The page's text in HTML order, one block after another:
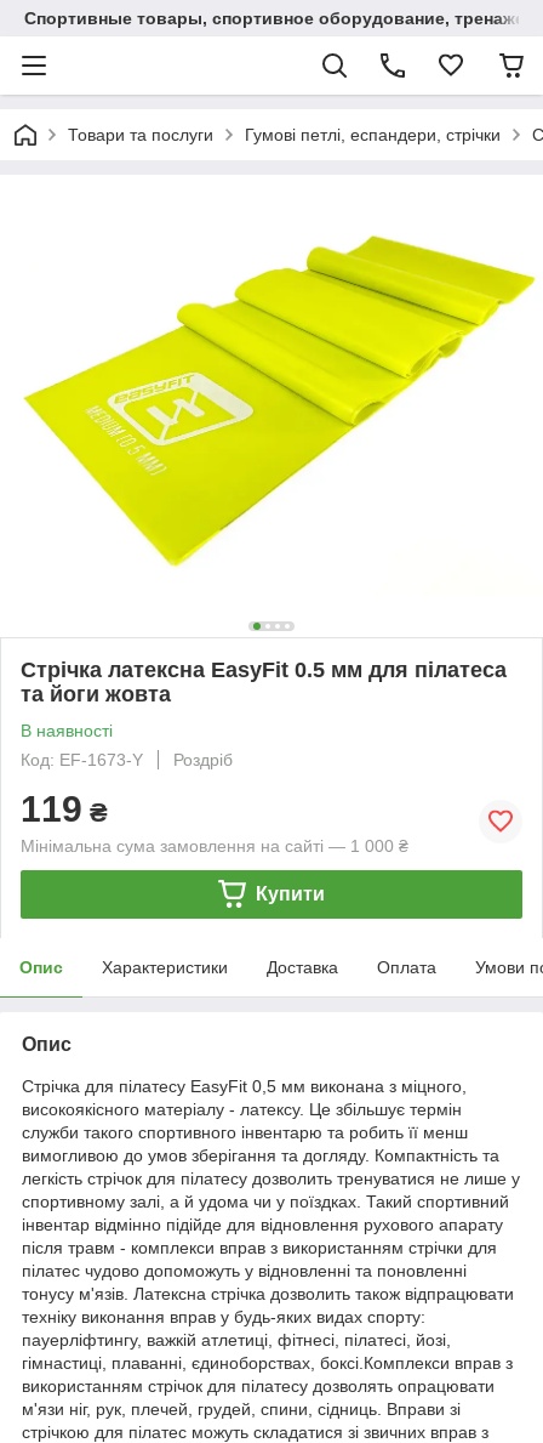
Спортивные товары, спортивное оборудование,
Товари та послуги Гумові петлі, еспандери, стрічки
Стрічка латексна EasyFit 0.5 мм для пілатеса
та йоги жовта
В наявності
Код: EF-1673-Y
Роздріб
119 ₴
Мінімальна сума замовлення на сайті — 1 000 ₴
Купити
Опис Характеристики Доставка Оплата Умови
Опис
Стрічка для пілатесу EasyFit 0,5 мм виконана з міцного,
високоякісного матеріалу - латексу. Це збільшує термін
служби такого спортивного інвентарю та робить її менш
вимогливою до умов зберігання та догляду. Компактність та
легкість стрічок для пілатесу дозволить тренуватися не лише у
спортивному залі, а й удома чи у поїздках. Такий спортивний
інвентар відмінно підійде для відновлення рухового апарату
після травм - комплекси вправ з використанням стрічки для
пілатес чудово допоможуть у відновленні та поновленні
тонусу м'язів. Латексна стрічка дозволить також відпрацювати
техніку виконання вправ у будь-яких видах спорту:
пауерліфтингу, важкій атлетиці, фітнесі, пілатесі, йозі,
гімнастиці, плаванні, єдиноборствах, боксі.Комплекси вправ з
використанням стрічок для пілатесу дозволять опрацювати
м'язи ніг, рук, плечей, грудей, спини, сідниць. Вправи зі
стрічкою для пілатес можуть складатися зі звичних вправ з